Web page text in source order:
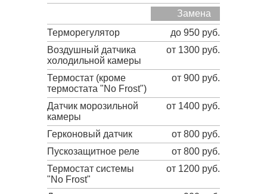
Замена
Терморегулятор
до 950 руб.
Воздушный датчика
холодильной камеры
от 1300 руб.
Термостат (кроме
термостата "No Frost")
от 900 руб.
Датчик морозильной
камеры
от 1400 руб.
Герконовый датчик
от 800 руб.
Пускозащитное реле
от 800 руб.
Термостат системы
"No Frost"
от 1200 руб.